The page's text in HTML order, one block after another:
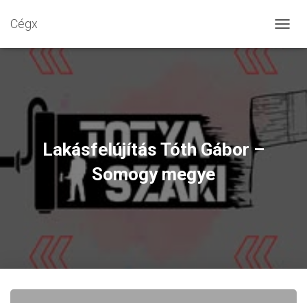
Cégx
A
Á
Ó
C
Lakásfelújítás Tóth Gábor –
Somogy megye